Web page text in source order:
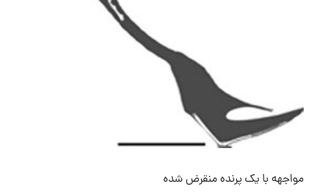
مواجهه با یک پرنده منقرض شده